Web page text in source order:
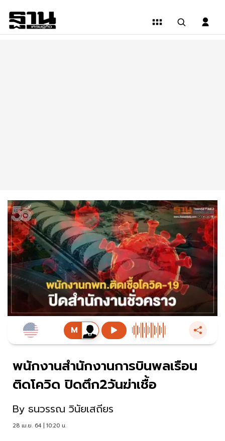
พนักงานสำนักงานการบินพลเรือน
ติดโควิด ปิดตึก2วันฆ่าเชื้อ
By ธนวรรณ วินัยเสถียร
28 เม.ย. 64 | 10:20 น.